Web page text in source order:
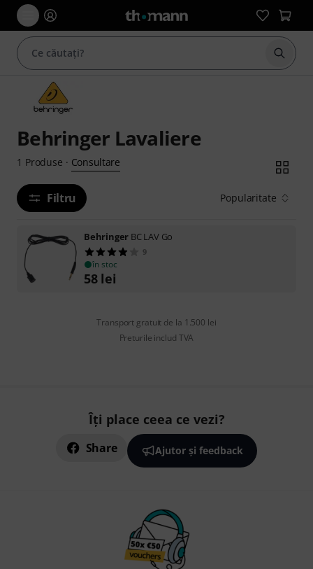
Behringer Lavaliere
1 Produse · Consultare
Filtru Popularitate
Behringer BC LAV Go
9
în stoc
58 lei
Transport gratuit de la 1.500 lei
Preturile includ TVA
Îți place ceea ce vezi?
Share Ajutor și feedback